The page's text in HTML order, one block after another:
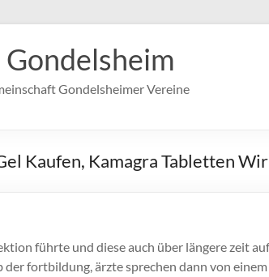
Gondelsheim
Gondelsheimer Vereine
Kaufen, Kamagra Tabletten
führte und diese auch über längere zeit
fortbildung, ärzte sprechen dann von